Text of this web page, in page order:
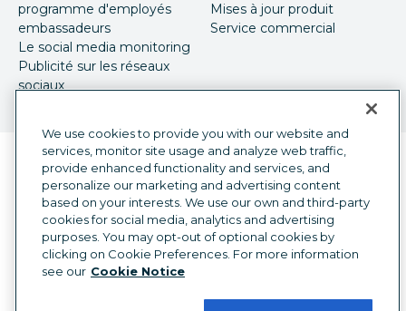
programme d'employés
embassadeurs
Le social media monitoring
Publicité sur les réseaux
sociaux
Mises à jour produit
Service commercial
Sélecteur de langue
French
©2026 Hootsuite Inc. Tous droits réservés.
Centre juridique
Centre de confiance
Confidentialité
Préférences en matière de cookies
Accessibilité
We use cookies to provide you with our website and
services, monitor site usage and analyze web traffic,
provide enhanced functionality and services, and
personalize our marketing and advertising content
based on your interests. We use our own and third-party
cookies for social media, analytics and advertising
purposes. You may opt-out of optional cookies by
clicking on Cookie Preferences. For more information
see our Cookie Notice